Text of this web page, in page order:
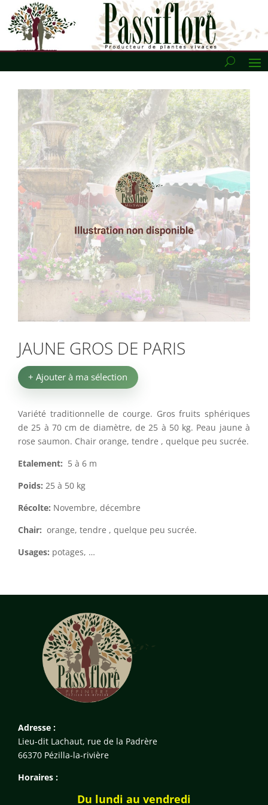
JAUNE GROS DE PARIS
+ Ajouter à ma sélection
Variété traditionnelle de courge. Gros fruits sphériques
de 25 à 70 cm de diamètre, de 25 à 50 kg. Peau jaune à
rose saumon. Chair orange, tendre , quelque peu sucrée.
Etalement: 5 à 6 m
Poids: 25 à 50 kg
Récolte: Novembre, décembre
Chair: orange, tendre , quelque peu sucrée.
Usages: potages, …
Adresse :
Lieu-dit Lachaut, rue de la Padrère
66370 Pézilla-la-rivière
Horaires :
Du lundi au vendredi